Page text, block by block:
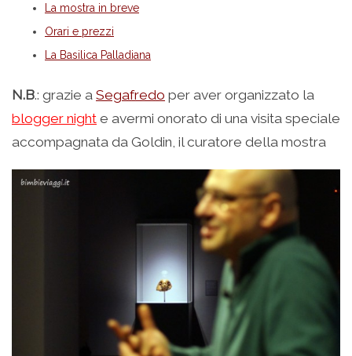
La mostra in breve
Orari e prezzi
La Basilica Palladiana
N.B.: grazie a Segafredo per aver organizzato la
blogger night e avermi onorato di una visita speciale
accompagnata da Goldin, il curatore della mostra